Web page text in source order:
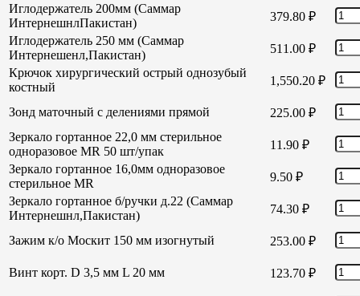
Иглодержатель 200мм (Саммар
ИнтернешнлПакистан)
379.80 ₽
Иглодержатель 250 мм (Саммар
Интернешенл,Пакистан)
511.00 ₽
Крючок хирургический острый однозубый
костный
1,550.20 ₽
Зонд маточный с делениями прямой 225.00 ₽
Зеркало гортанное 22,0 мм стерильное
одноразовое MR 50 шт/упак
11.90 ₽
Зеркало гортанное 16,0мм одноразовое
стерильное MR
9.50 ₽
Зеркало гортанное б/ручки д.22 (Саммар
Интернешнл,Пакистан)
74.30 ₽
Зажим к/о Москит 150 мм изогнутый 253.00 ₽
Винт корт. D 3,5 мм L 20 мм 123.70 ₽